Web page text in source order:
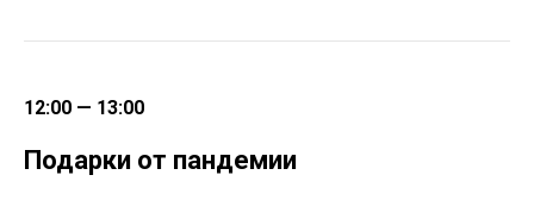
12:00 — 13:00
Подарки от пандемии